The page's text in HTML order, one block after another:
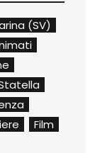
(SV)
Film